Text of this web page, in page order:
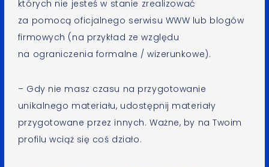
których nie jesteś w stanie zrealizować
za pomocą oficjalnego serwisu WWW lub blogów
firmowych (na przykład ze względu
na ograniczenia formalne / wizerunkowe).
– Gdy nie masz czasu na przygotowanie
unikalnego materiału, udostępnij materiały
przygotowane przez innych. Ważne, by na Twoim
profilu wciąż się coś działo.